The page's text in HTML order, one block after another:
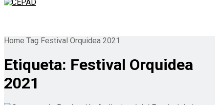
Home Tag Festival Orquidea 2021
Etiqueta: Festival Orquidea
2021